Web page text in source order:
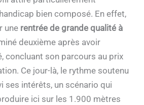
bien composé. En effet,
une rentrée de grande qualité à
deuxième après avoir
concluant son parcours au prix
Ce jour-là, le rythme soutenu
ses intérêts, un scénario qui
ici sur les 1.900 mètres